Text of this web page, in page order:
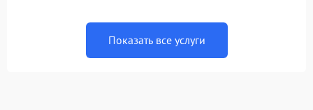
Показать все услуги